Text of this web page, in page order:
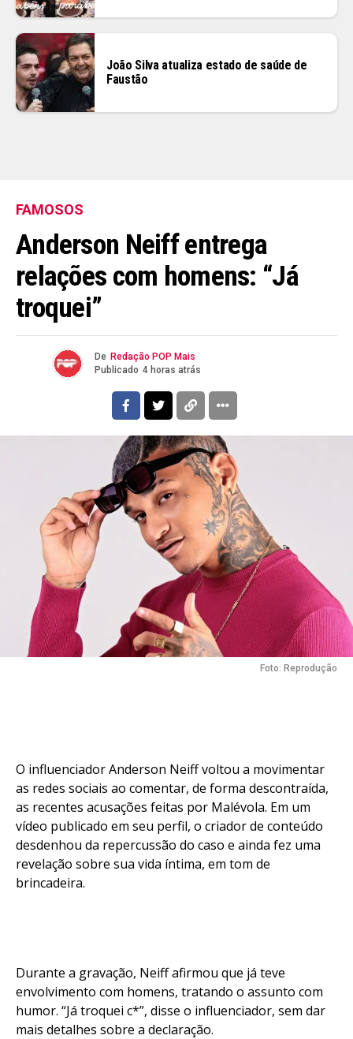
João Silva atualiza estado de saúde de
Faustão
FAMOSOS
Anderson Neiff entrega
relações com homens: “Já
troquei”
De Redação POP Mais
Publicado 4 horas atrás
Foto: Reprodução
O influenciador Anderson Neiff voltou a movimentar
as redes sociais ao comentar, de forma descontraída,
as recentes acusações feitas por Malévola. Em um
vídeo publicado em seu perfil, o criador de conteúdo
desdenhou da repercussão do caso e ainda fez uma
revelação sobre sua vida íntima, em tom de
brincadeira.
Durante a gravação, Neiff afirmou que já teve
envolvimento com homens, tratando o assunto com
humor. “Já troquei c*”, disse o influenciador, sem dar
mais detalhes sobre a declaração.